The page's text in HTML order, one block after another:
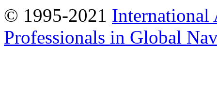
© 1995-2021 International
Professionals in Global